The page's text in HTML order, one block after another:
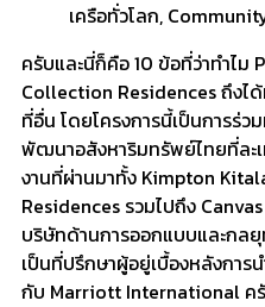
เครือทั่วโลก,
ครับและนี่ก็คือ 10 ข้อที่ว่าทำไม
Collection Residences ถึงไ
ที่อื่น โดยโครงการนี้เป็นการร่
พัฒนาอสังหาริมทรัพย์ไทยที่ละเ
งานที่ผ่านมาทั้ง Kimpton
Residences รวมไปถึง
บริษัทด้านการออกแบบและกล
เป็นที่ปรึกษาผู้อยู่เบื้องหลังการ
กับ Marriott International ค